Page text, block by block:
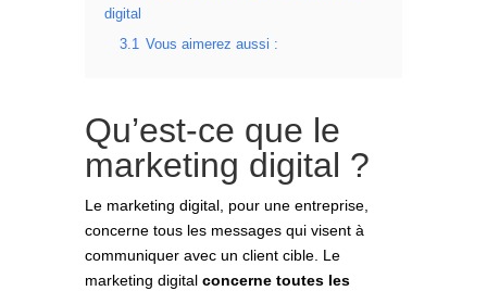
digital
3.1 Vous aimerez aussi :
Qu’est-ce que le
marketing digital ?
Le marketing digital, pour une entreprise,
concerne tous les messages qui visent à
communiquer avec un client cible. Le
marketing digitalconcerne toutes les